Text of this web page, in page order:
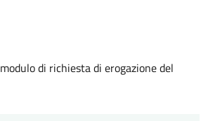
di richiesta di erogazione del